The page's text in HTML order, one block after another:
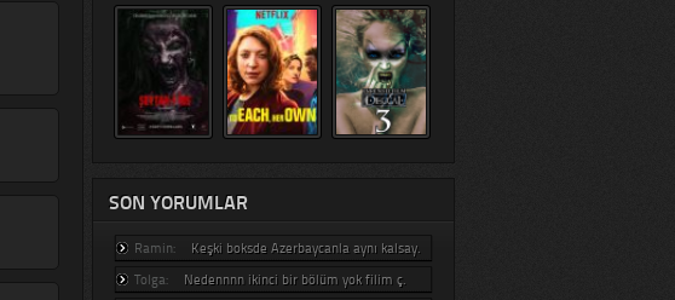
SON YORUMLAR
Ramin:
Keşki boksde Azerbaycanla aynı kalsay.
Tolga:
Nedennnn ikinci bir bölüm yok filim ç.